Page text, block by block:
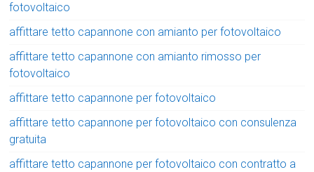
fotovoltaico
affittare tetto capannone con amianto per fotovoltaico
affittare tetto capannone con amianto rimosso per
fotovoltaico
affittare tetto capannone per fotovoltaico
affittare tetto capannone per fotovoltaico con consulenza
gratuita
affittare tetto capannone per fotovoltaico con contratto a